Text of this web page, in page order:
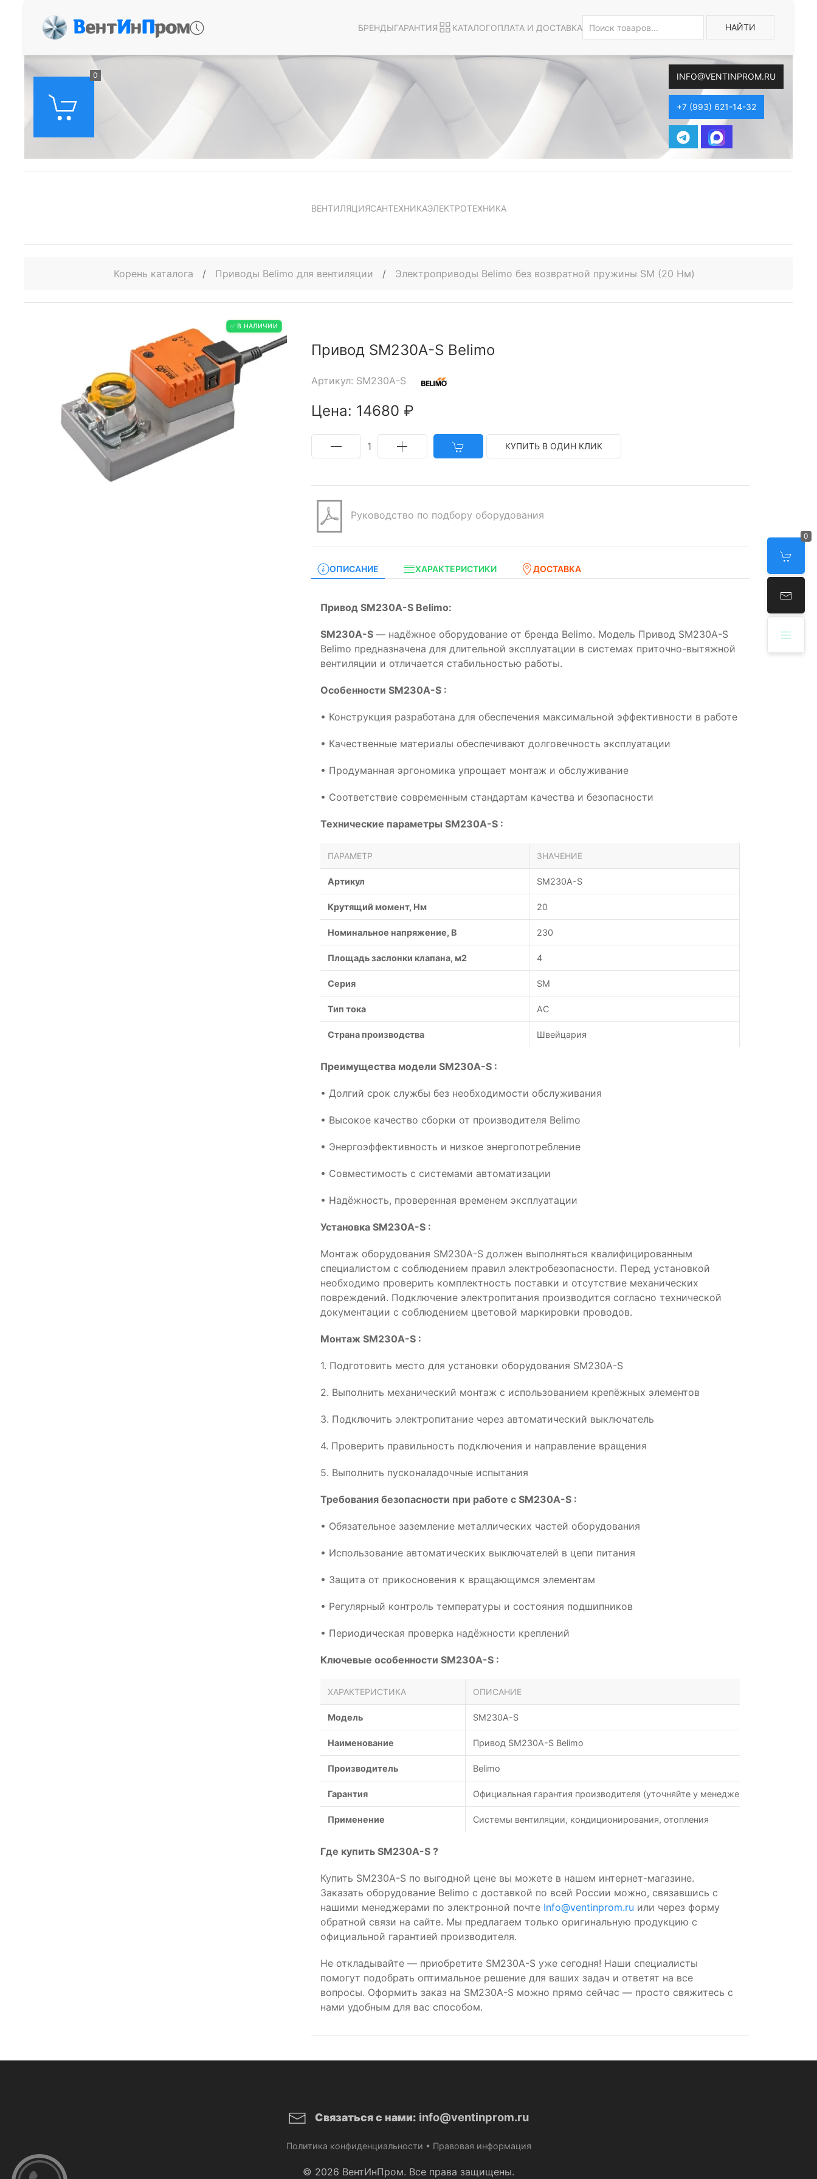
ВентИнПром БРЕНДЫГАРАНТИЯ КАТАЛОГОПЛАТА И ДОСТАВКА НАЙТИ
0 INFO@VENTINPROM.RU
+7 (993) 621-14-32
0
ВЕНТИЛЯЦИЯСАНТЕХНИКАЭЛЕКТРОТЕХНИКА
Корень каталога / Приводы Belimo для вентиляции / Электроприводы Belimo без возвратной пружины SM (20 Нм)
✅ В НАЛИЧИИ
Привод SM230A-S Belimo
Артикул: SM230A-S
Цена: 14680 ₽
1 КУПИТЬ В ОДИН КЛИК
Руководство по подбору оборудования
ОПИСАНИЕ ХАРАКТЕРИСТИКИ ДОСТАВКА
Привод SM230A-S Belimo:
SM230A-S — надёжное оборудование от бренда Belimo. Модель Привод SM230A-S
Belimo предназначена для длительной эксплуатации в системах приточно-вытяжной
вентиляции и отличается стабильностью работы.
Особенности SM230A-S :
• Конструкция разработана для обеспечения максимальной эффективности в работе
• Качественные материалы обеспечивают долговечность эксплуатации
• Продуманная эргономика упрощает монтаж и обслуживание
• Соответствие современным стандартам качества и безопасности
Технические параметры SM230A-S :
ПАРАМЕТР ЗНАЧЕНИЕ
Артикул SM230A-S
Крутящий момент, Нм 20
Номинальное напряжение, В 230
Площадь заслонки клапана, м2 4
Серия SM
Тип тока AC
Страна производства Швейцария
Преимущества модели SM230A-S :
• Долгий срок службы без необходимости обслуживания
• Высокое качество сборки от производителя Belimo
• Энергоэффективность и низкое энергопотребление
• Совместимость с системами автоматизации
• Надёжность, проверенная временем эксплуатации
Установка SM230A-S :
Монтаж оборудования SM230A-S должен выполняться квалифицированным
специалистом с соблюдением правил электробезопасности. Перед установкой
необходимо проверить комплектность поставки и отсутствие механических
повреждений. Подключение электропитания производится согласно технической
документации с соблюдением цветовой маркировки проводов.
Монтаж SM230A-S :
1. Подготовить место для установки оборудования SM230A-S
2. Выполнить механический монтаж с использованием крепёжных элементов
3. Подключить электропитание через автоматический выключатель
4. Проверить правильность подключения и направление вращения
5. Выполнить пусконаладочные испытания
Требования безопасности при работе с SM230A-S :
• Обязательное заземление металлических частей оборудования
• Использование автоматических выключателей в цепи питания
• Защита от прикосновения к вращающимся элементам
• Регулярный контроль температуры и состояния подшипников
• Периодическая проверка надёжности креплений
Ключевые особенности SM230A-S :
ХАРАКТЕРИСТИКА ОПИСАНИЕ
Модель SM230A-S
Наименование Привод SM230A-S Belimo
Производитель Belimo
Гарантия Официальная гарантия производителя (уточняйте у менеджеров)
Применение Системы вентиляции, кондиционирования, отопления
Где купить SM230A-S ?
Купить SM230A-S по выгодной цене вы можете в нашем интернет-магазине.
Заказать оборудование Belimo с доставкой по всей России можно, связавшись с
нашими менеджерами по электронной почте Info@ventinprom.ru или через форму
обратной связи на сайте. Мы предлагаем только оригинальную продукцию с
официальной гарантией производителя.
Не откладывайте — приобретите SM230A-S уже сегодня! Наши специалисты
помогут подобрать оптимальное решение для ваших задач и ответят на все
вопросы. Оформить заказ на SM230A-S можно прямо сейчас — просто свяжитесь с
нами удобным для вас способом.
Связаться с нами: info@ventinprom.ru
Политика конфиденциальности • Правовая информация
© 2026 ВентИнПром. Все права защищены.